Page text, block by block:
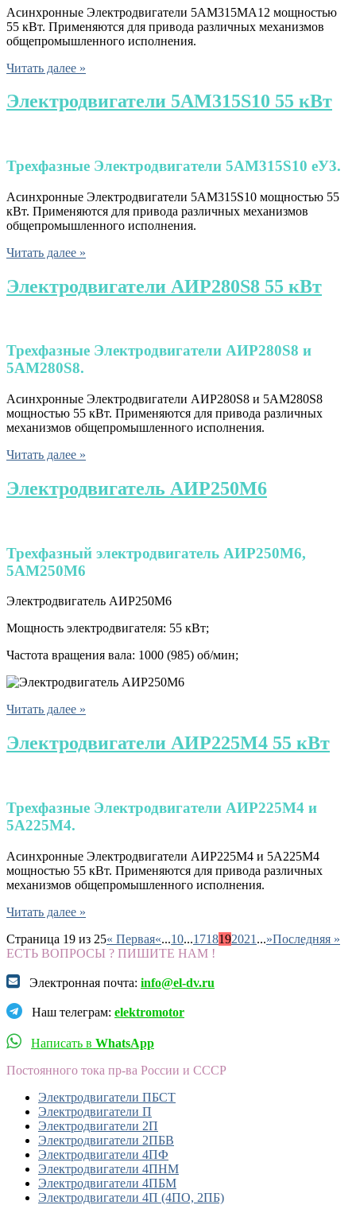
Асинхронные Электродвигатели 5АМ315МА12 мощностью
55 кВт. Применяются для привода различных механизмов
общепромышленного исполнения.
Читать далее »
Электродвигатели 5АМ315S10 55 кВт
Трехфазные Электродвигатели 5АМ315S10 eУ3.
Асинхронные Электродвигатели 5АМ315S10 мощностью 55
кВт. Применяются для привода различных механизмов
общепромышленного исполнения.
Читать далее »
Электродвигатели АИР280S8 55 кВт
Трехфазные Электродвигатели АИР280S8 и
5АМ280S8.
Асинхронные Электродвигатели АИР280S8 и 5АМ280S8
мощностью 55 кВт. Применяются для привода различных
механизмов общепромышленного исполнения.
Читать далее »
Электродвигатель АИР250М6
Трехфазный электродвигатель АИР250М6,
5АМ250М6
Электродвигатель АИР250М6
Мощность электродвигателя: 55 кВт;
Частота вращения вала: 1000 (985) об/мин;
Читать далее »
Электродвигатели АИР225М4 55 кВт
Трехфазные Электродвигатели АИР225М4 и
5А225М4.
Асинхронные Электродвигатели АИР225М4 и 5А225М4
мощностью 55 кВт. Применяются для привода различных
механизмов общепромышленного исполнения.
Читать далее »
Страница 19 из 25« Первая«...10...1718192021 ...»Последняя »
ЕСТЬ ВОПРОСЫ ? ПИШИТЕ НАМ !
Электронная почта: info@el-dv.ru
Наш телеграм: elektromotor
Написать в WhatsApp
Постоянного тока пр-ва России и СССР
Электродвигатели ПБСТ
Электродвигатели П
Электродвигатели 2П
Электродвигатели 2ПБВ
Электродвигатели 4ПФ
Электродвигатели 4ПНМ
Электродвигатели 4ПБМ
Электродвигатели 4П (4ПО, 2ПБ)